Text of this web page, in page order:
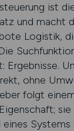
ist
und macht
Logistik,
Ergebnisse.
ohne
folgt
eines